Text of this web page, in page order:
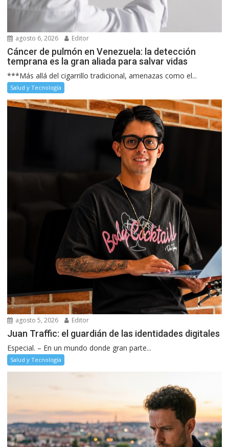
agosto 6, 2026 Editor
Cáncer de pulmón en Venezuela: la detección
temprana es la gran aliada para salvar vidas
***Más allá del cigarrillo tradicional, amenazas como el...
Salud y Tecnología
agosto 5, 2026 Editor
Juan Traffic: el guardián de las identidades digitales
Especial. – En un mundo donde gran parte...
Salud y Tecnología